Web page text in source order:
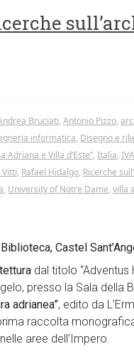
Bruciati, Antonio Pizzo,
informatica, Disegno e
Adriana e Villa d’Este”, Italia,
Vitti, Rafael Hidalgo, Ricerche
, University of Notre Dame, villa
Castel
dal titolo “Adventus
presso la Sala della
adrianea”, edito da
raccolta
aree dell’Impero.